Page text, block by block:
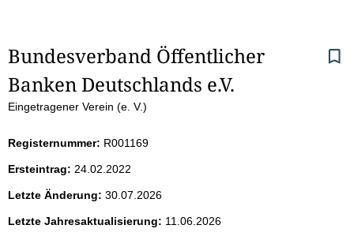
S
e
t
e
n
Bundesverband Öffentlicher
Banken Deutschlands e.V.
Eingetragener Verein (e. V.)
Registernummer: R001169
Ersteintrag: 24.02.2022
Letzte Änderung: 30.07.2026
Letzte Jahresaktualisierung: 11.06.2026